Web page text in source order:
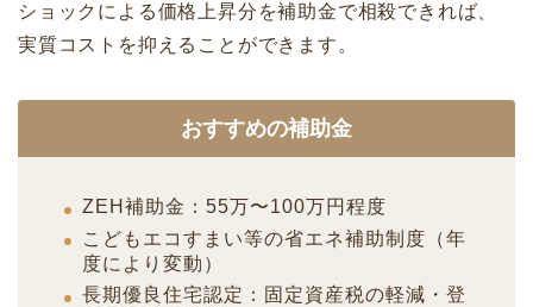
ショックによる価格上昇分を補助金で相殺できれば、
実質コストを抑えることができます。
おすすめの補助金
ZEH補助金：55万〜100万円程度
こどもエコすまい等の省エネ補助制度（年
度により変動）
長期優良住宅認定：固定資産税の軽減・登